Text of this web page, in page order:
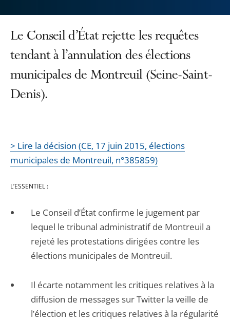
Le Conseil d’État rejette les requêtes
tendant à l’annulation des élections
municipales de Montreuil (Seine-Saint-
Denis).
> Lire la décision (CE, 17 juin 2015, élections
municipales de Montreuil, n°385859)
L’ESSENTIEL :
Le Conseil d’État confirme le jugement par
lequel le tribunal administratif de Montreuil a
rejeté les protestations dirigées contre les
élections municipales de Montreuil.
Il écarte notamment les critiques relatives à la
diffusion de messages sur Twitter la veille de
l’élection et les critiques relatives à la régularité